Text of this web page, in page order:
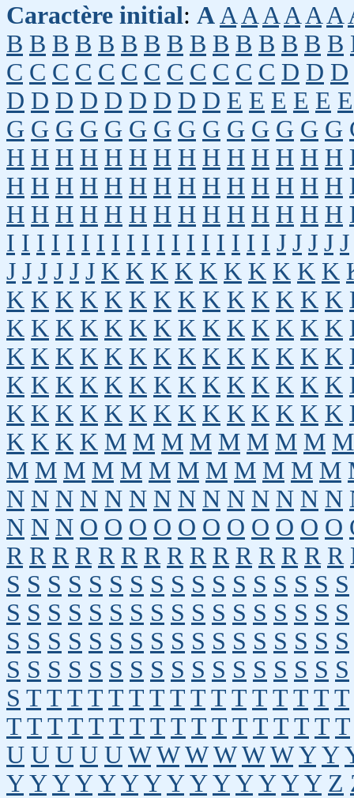
Caractère initial: A A A A A A A
B B B B B B B B B B B B B B B
C C C C C C C C C C C C D D D
D D D D D D D D D E E E E E E
G G G G G G G G G G G G G G
H H H H H H H H H H H H H H
H H H H H H H H H H H H H H
H H H H H H H H H H H H H H
I I I I I I I I I I I I I I I I I I J J J J J
J J J J J J K K K K K K K K K K
K K K K K K K K K K K K K K
K K K K K K K K K K K K K K
K K K K K K K K K K K K K K
K K K K K K K K K K K K K K
K K K K K K K K K K K K K K
K K K K M M M M M M M M M
M M M M M M M M M M M M
N N N N N N N N N N N N N N
N N N O O O O O O O O O O O
R R R R R R R R R R R R R R R
S S S S S S S S S S S S S S S S S
S S S S S S S S S S S S S S S S S
S S S S S S S S S S S S S S S S S
S S S S S S S S S S S S S S S S S
S T T T T T T T T T T T T T T T T
T T T T T T T T T T T T T T T T T
U U U U U W W W W W W Y Y
Y Y Y Y Y Y Y Y Y Y Y Y Y Y Z